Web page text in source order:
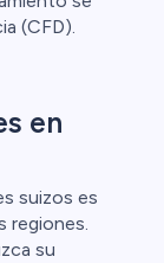
(CFD).
en
suizos es
regiones.
su